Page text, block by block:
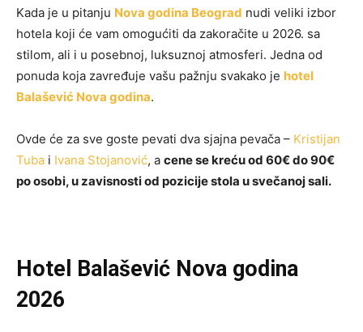
Kada je u pitanju Nova godina Beograd nudi veliki izbor
hotela koji će vam omogućiti da zakoračite u 2026. sa
stilom, ali i u posebnoj, luksuznoj atmosferi. Jedna od
ponuda koja zavređuje vašu pažnju svakako je hotel
Balašević Nova godina.
Ovde će za sve goste pevati dva sjajna pevača – Kristijan
Tuba i Ivana Stojanović, a cene se kreću od 60€ do 90€
po osobi, u zavisnosti od pozicije stola u svečanoj sali.
Hotel Balašević Nova godina
2026